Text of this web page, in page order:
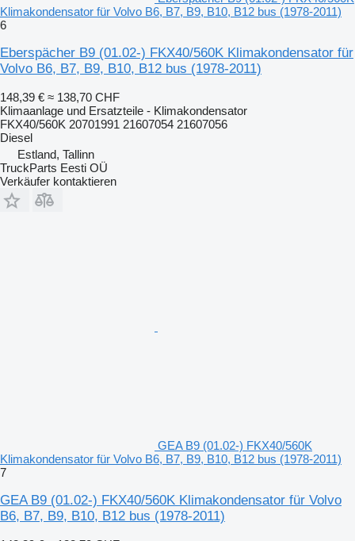
Klimakondensator für Volvo B6, B7, B9, B10, B12 bus (1978-2011)
6
Eberspächer B9 (01.02-) FKX40/560K Klimakondensator für
Volvo B6, B7, B9, B10, B12 bus (1978-2011)
148,39 € ≈ 138,70 CHF
Klimaanlage und Ersatzteile - Klimakondensator
FKX40/560K 20701991 21607054 21607056
Diesel
Estland, Tallinn
TruckParts Eesti OÜ
Verkäufer kontaktieren
GEA B9 (01.02-) FKX40/560K
Klimakondensator für Volvo B6, B7, B9, B10, B12 bus (1978-2011)
7
GEA B9 (01.02-) FKX40/560K Klimakondensator für Volvo
B6, B7, B9, B10, B12 bus (1978-2011)